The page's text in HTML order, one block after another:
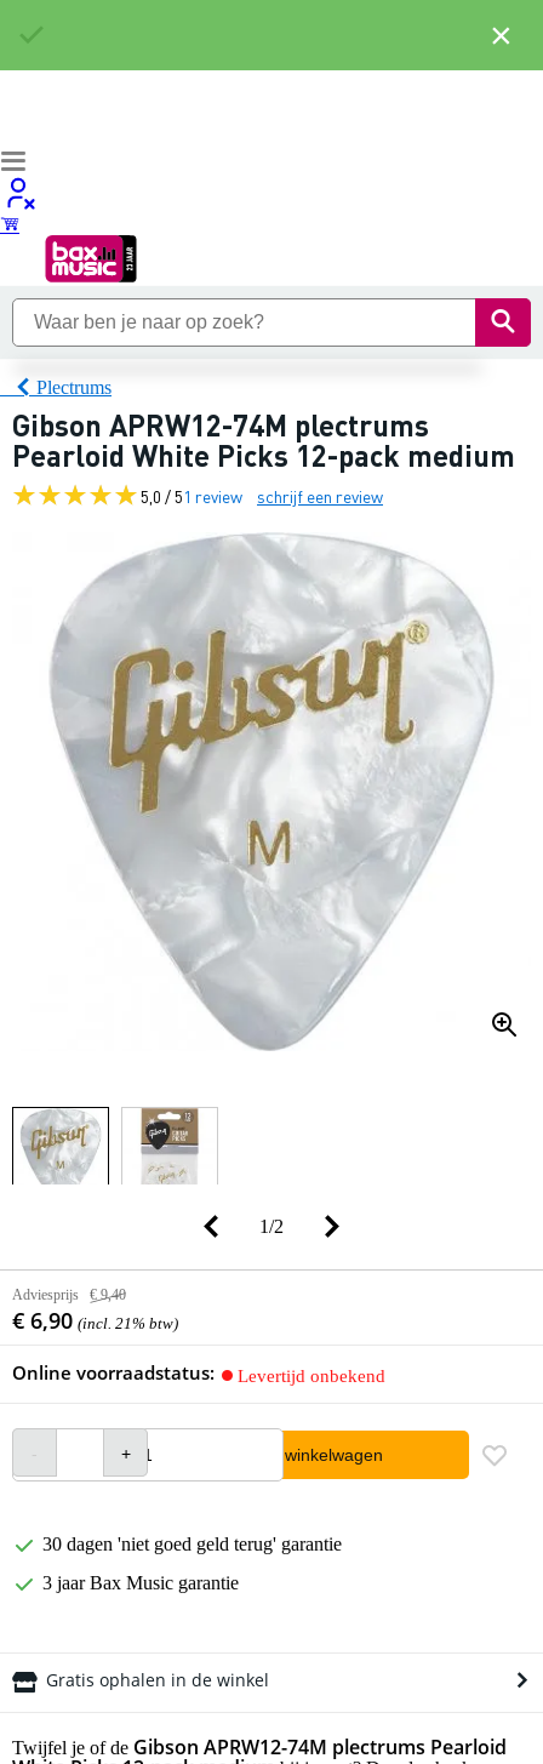
Plectrums
Gibson APRW12-74M plectrums
Pearloid White Picks 12-pack medium
5,0 / 51 review schrijf een review
1/2
Adviesprijs € 9,40
€ 6,90 (incl. 21% btw)
Online voorraadstatus: Levertijd onbekend
In winkelwagen
30 dagen 'niet goed geld terug' garantie
3 jaar Bax Music garantie
Gratis ophalen in de winkel
Twijfel je of de Gibson APRW12-74M plectrums Pearloid
×